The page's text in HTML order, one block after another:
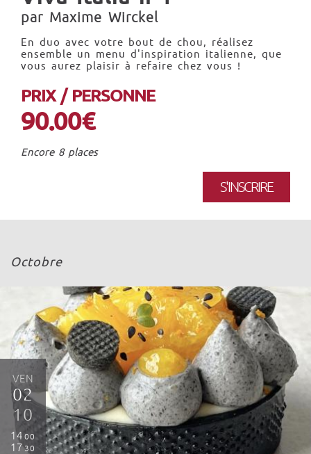
par Maxime Wirckel
En duo avec votre bout de chou, réalisez
ensemble un menu d'inspiration italienne, que
vous aurez plaisir à refaire chez vous !
PRIX / PERSONNE
90.00€
Encore 8 places
S'INSCRIRE
Octobre
VEN
02
10
14 00
1730